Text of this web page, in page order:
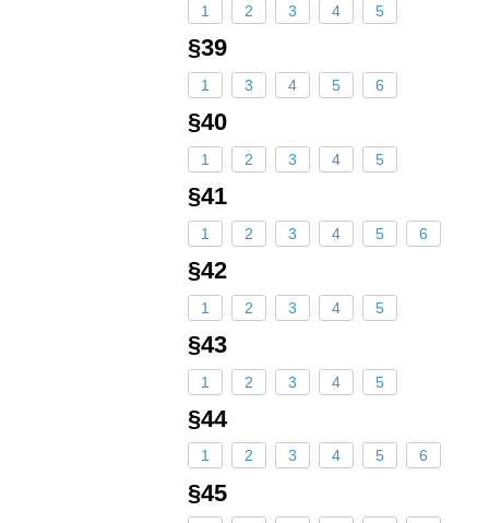
1 2 3 4 5
§39
1 3 4 5 6
§40
1 2 3 4 5
§41
1 2 3 4 5 6
§42
1 2 3 4 5
§43
1 2 3 4 5
§44
1 2 3 4 5 6
§45